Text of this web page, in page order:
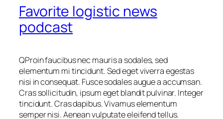
Favorite logistic news
podcast
QProin faucibus nec mauris a sodales, sed
elementum mi tincidunt. Sed eget viverra egestas
nisi in consequat. Fusce sodales augue a accumsan.
Cras sollicitudin, ipsum eget blandit pulvinar. Integer
tincidunt. Cras dapibus. Vivamus elementum
semper nisi. Aenean vulputate eleifend tellus.